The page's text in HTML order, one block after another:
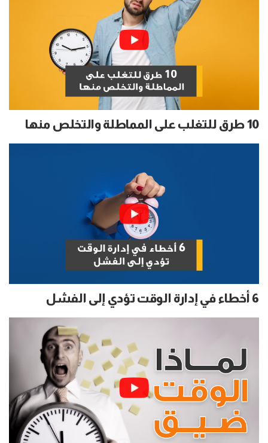
10 طرق للتغلب على المماطلة والتخلص منها
6 أخطاء في إدارة الوقت تؤدي إلى الفشل